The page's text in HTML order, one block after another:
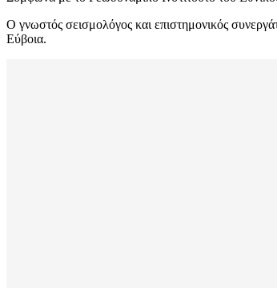
Ο γνωστός σεισμολόγος και επιστημονικός
Εύβοια.